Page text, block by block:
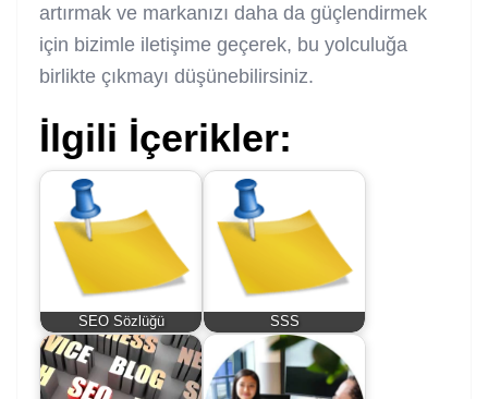
artırmak ve markanızı daha da güçlendirmek
için bizimle iletişime geçerek, bu yolculuğa
birlikte çıkmayı düşünebilirsiniz.
İlgili İçerikler:
SEO Sözlüğü SSS